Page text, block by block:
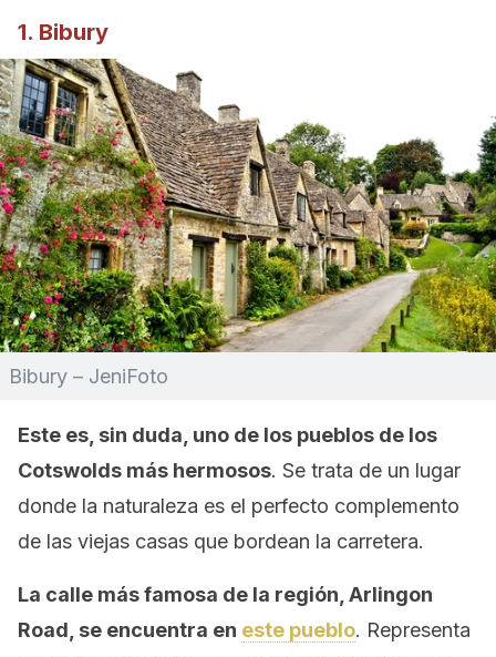
1. Bibury
Bibury – JeniFoto
Este es, sin duda, uno de los pueblos de los
Cotswolds más hermosos. Se trata de un lugar
donde la naturaleza es el perfecto complemento
de las viejas casas que bordean la carretera.
La calle más famosa de la región, Arlingon
Road, se encuentra en este pueblo. Representa